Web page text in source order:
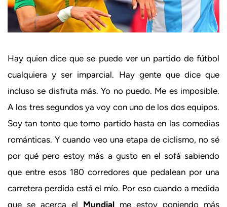
Hay quien dice que se puede ver un partido de fútbol
cualquiera y ser imparcial. Hay gente que dice que
incluso se disfruta más. Yo no puedo. Me es imposible.
A los tres segundos ya voy con uno de los dos equipos.
Soy tan tonto que tomo partido hasta en las comedias
románticas. Y cuando veo una etapa de ciclismo, no sé
por qué pero estoy más a gusto en el sofá sabiendo
que entre esos 180 corredores que pedalean por una
carretera perdida está el mío. Por eso cuando a medida
que se acerca el Mundial me estoy poniendo más